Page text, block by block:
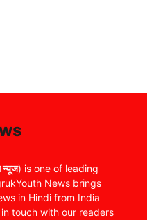
) is one of leading
News brings
in Hindi from India
touch with our readers